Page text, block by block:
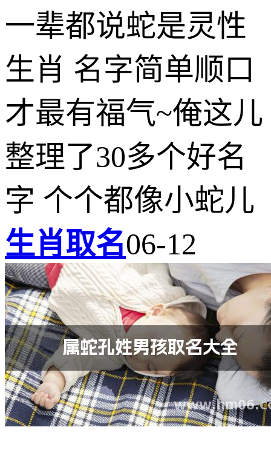
一辈都说蛇是灵性
生肖 名字简单顺口
才最有福气~俺这儿
整理了30多个好名
字 个个都像小蛇儿
生肖取名06-12